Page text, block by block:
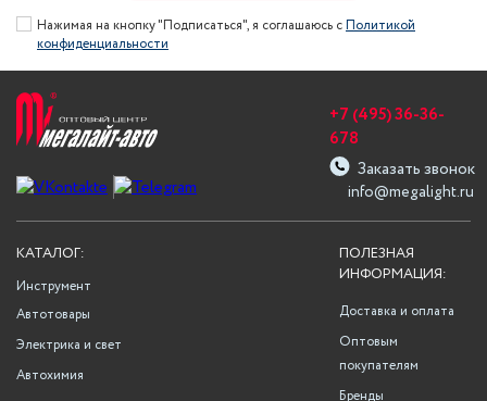
Нажимая на кнопку "Подписаться", я соглашаюсь сПолитикой
конфиденциальности
info@megalight.ru
+7 (495) 36-36-
678
Заказать звонок
ПОЛЕЗНАЯ
ИНФОРМАЦИЯ:
Доставка и оплата
Оптовым
покупателям
Бренды
КАТАЛОГ:
Инструмент
Автотовары
Электрика и свет
Автохимия